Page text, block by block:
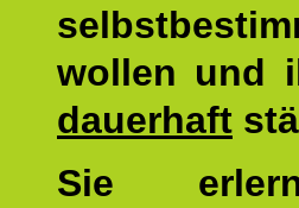
wollen und
dauerhaft
Sie